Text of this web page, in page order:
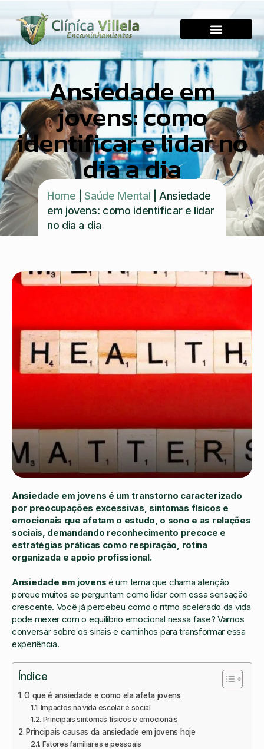
Ansiedade em
jovens: como
identificar e lidar no
dia a dia
Home |Saúde Mental |Ansiedade
em jovens: como identificar e lidar
no dia a dia
Ansiedade em jovens é um transtorno caracterizado
por preocupações excessivas, sintomas físicos e
emocionais que afetam o estudo, o sono e as relações
sociais, demandando reconhecimento precoce e
estratégias práticas como respiração, rotina
organizada e apoio profissional.
Ansiedade em jovens é um tema que chama atenção
porque muitos se perguntam como lidar com essa sensação
crescente. Você já percebeu como o ritmo acelerado da vida
pode mexer com o equilíbrio emocional nessa fase? Vamos
conversar sobre os sinais e caminhos para transformar essa
experiência.
Índice
O que é ansiedade e como ela afeta jovens
Impactos na vida escolar e social
Principais sintomas físicos e emocionais
Principais causas da ansiedade em jovens hoje
Fatores familiares e pessoais